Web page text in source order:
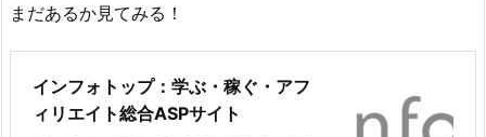
まだあるか見てみる！
インフォトップ：学ぶ・稼ぐ・アフ
ィリエイト総合ASPサイト